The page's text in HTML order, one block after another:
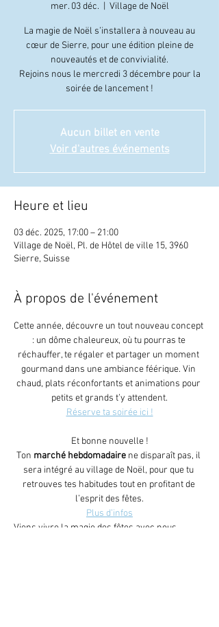
mer. 03 déc. Village de Noël
La magie de Noël s’installera à nouveau au
cœur de Sierre, pour une édition pleine de
nouveautés et de convivialité.
Rejoins nous le mercredi 3 décembre pour la
soirée de lancement !
Aucun billet en vente
Voir d'autres événements
Heure et lieu
03 déc. 2025, 17:00 – 21:00
Village de Noël, Pl. de Hôtel de ville 15, 3960
Sierre, Suisse
À propos de l'événement
Cette année, découvre un tout nouveau concept
: un dôme chaleureux, où tu pourras te
réchauffer, te régaler et partager un moment
gourmand dans une ambiance féérique. Vin
chaud, plats réconfortants et animations pour
petits et grands t’y attendent.
Réserve ta soirée ici !
Et bonne nouvelle !
Ton marché hebdomadaire ne disparaît pas, il
sera intégré au village de Noël, pour que tu
retrouves tes habitudes tout en profitant de
l’esprit des fêtes.
Plus d’infos
Viens vivre la magie des fêtes avec nous.